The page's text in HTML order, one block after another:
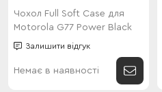
Чохол Full Soft Case для
Motorola G77 Power Black
Залишити відгук
Немає в наявності